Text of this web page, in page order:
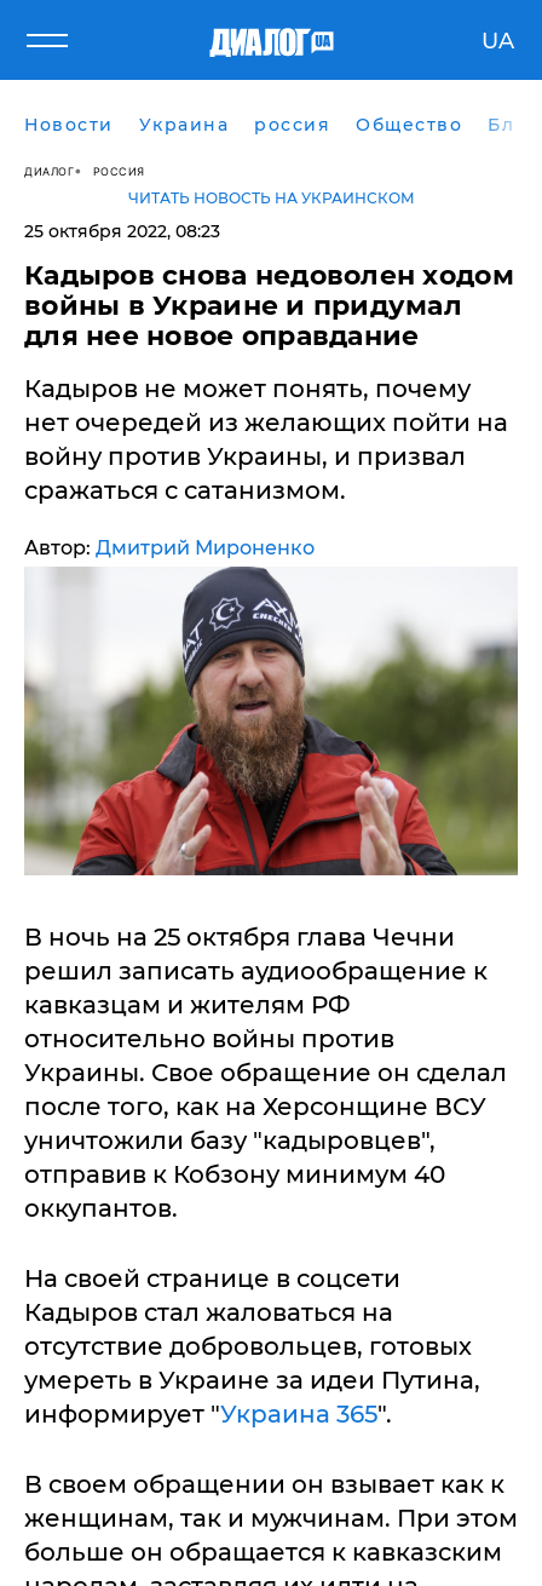
UA
Новости Украина россия Общество
ДИАЛОГ РОССИЯ
ЧИТАТЬ НОВОСТЬ НА УКРАИНСКОМ
25 октября 2022, 08:23
​Кадыров снова недоволен ходом
войны в Украине и придумал
для нее новое оправдание
Кадыров не может понять, почему
нет очередей из желающих пойти на
войну против Украины, и призвал
сражаться с сатанизмом.
Автор: Дмитрий Мироненко
В ночь на 25 октября глава Чечни
решил записать аудиообращение к
кавказцам и жителям РФ
относительно войны против
Украины. Свое обращение он сделал
после того, как на Херсонщине ВСУ
уничтожили базу "кадыровцев",
отправив к Кобзону минимум 40
оккупантов.
На своей странице в соцсети
Кадыров стал жаловаться на
отсутствие добровольцев, готовых
умереть в Украине за идеи Путина,
информирует "Украина 365".
В своем обращении он взывает как к
женщинам, так и мужчинам. При этом
больше он обращается к кавказским